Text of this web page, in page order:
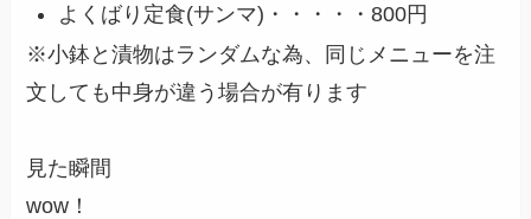
よくばり定食(サンマ)・・・・・800円
※小鉢と漬物はランダムな為、同じメニューを注
文しても中身が違う場合が有ります
見た瞬間
wow！